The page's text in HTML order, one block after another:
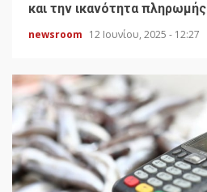
και την ικανότητα πληρωμής
newsroom 12 Ιουνίου, 2025 - 12:27